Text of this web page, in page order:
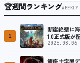
🏆週間ランキングWEEKLY
1
断崖絶壁に
1.0正式版が
2026.08.06
銀座十字屋